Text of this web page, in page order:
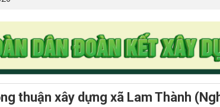
thuận xây dựng xã Lam Thành